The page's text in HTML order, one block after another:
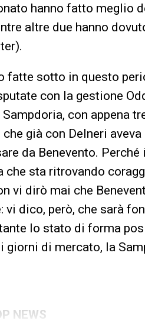
hanno fatto meglio
altre due hanno
sotto in questo
con la gestione
con appena
già con Delneri
da Benevento.
sta ritrovando
vi dirò mai che
dico, però, che sarà
lo stato di forma
di mercato, la
NEWS